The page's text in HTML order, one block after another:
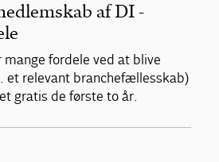
af DI -
fordele ved at blive
et relevant branchefællesskab)
gratis de første to år.